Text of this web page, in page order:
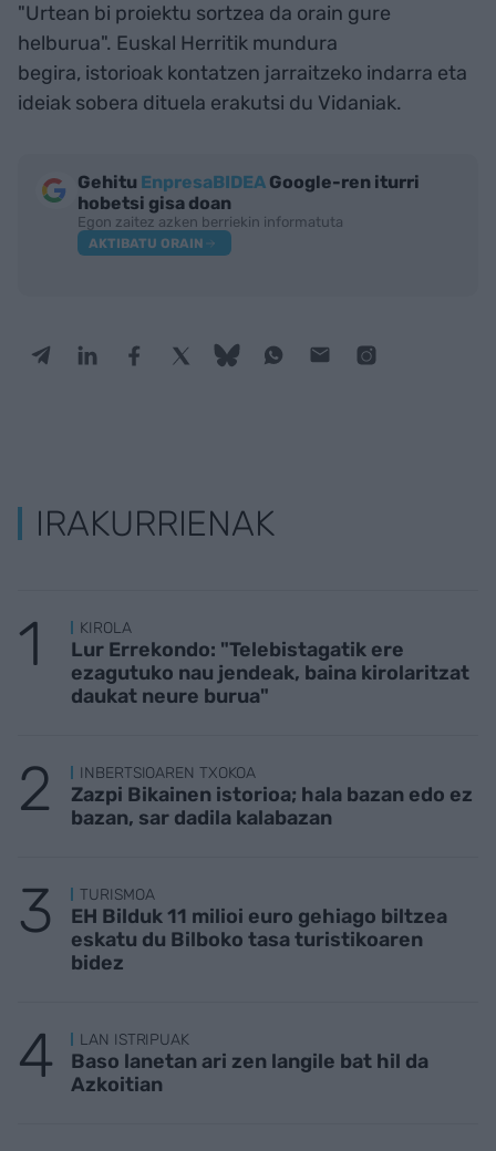
"Urtean bi proiektu sortzea da orain gure
helburua". Euskal Herritik mundura
begira, istorioak kontatzen jarraitzeko indarra eta
ideiak sobera dituela erakutsi du Vidaniak.
Gehitu EnpresaBIDEA Google-ren iturri
hobetsi gisa doan
Egon zaitez azken berriekin informatuta
AKTIBATU ORAIN
IRAKURRIENAK
KIROLA
Lur Errekondo: "Telebistagatik ere
ezagutuko nau jendeak, baina kirolaritzat
daukat neure burua"
INBERTSIOAREN TXOKOA
Zazpi Bikainen istorioa; hala bazan edo ez
bazan, sar dadila kalabazan
TURISMOA
EH Bilduk 11 milioi euro gehiago biltzea
eskatu du Bilboko tasa turistikoaren
bidez
LAN ISTRIPUAK
Baso lanetan ari zen langile bat hil da
Azkoitian